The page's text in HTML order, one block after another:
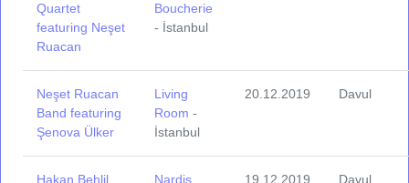
Quartet
featuring Neşet
Ruacan
Boucherie
- İstanbul
Neşet Ruacan
Band featuring
Şenova Ülker
Living
Room -
İstanbul
20.12.2019 Davul
Hakan Behlil Nardis 19.12.2019 Davul